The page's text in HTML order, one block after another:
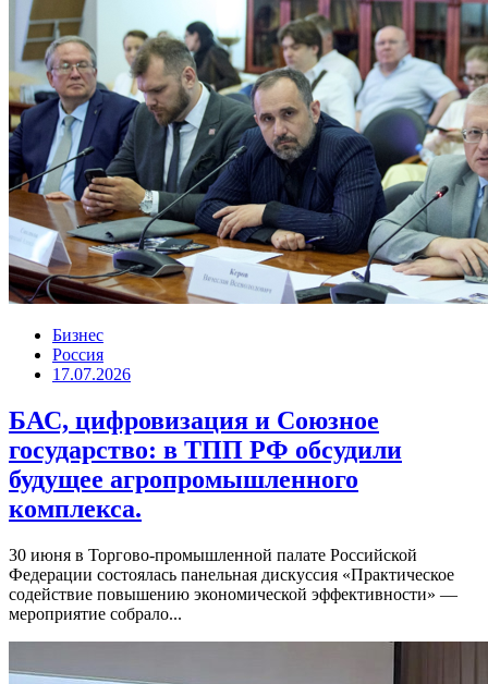
Бизнес
Россия
17.07.2026
БАС, цифровизация и Союзное
государство: в ТПП РФ обсудили
будущее агропромышленного
комплекса.
30 июня в Торгово-промышленной палате Российской
Федерации состоялась панельная дискуссия «Практическое
содействие повышению экономической эффективности» —
мероприятие собрало...